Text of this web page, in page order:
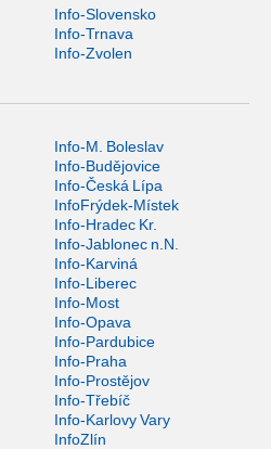
Info-Slovensko
Info-Trnava
Info-Zvolen
Info-M. Boleslav
Info-Budějovice
Info-Česká Lípa
InfoFrýdek-Místek
Info-Hradec Kr.
Info-Jablonec n.N.
Info-Karviná
Info-Liberec
Info-Most
Info-Opava
Info-Pardubice
Info-Praha
Info-Prostějov
Info-Třebíč
Info-Karlovy Vary
InfoZlín